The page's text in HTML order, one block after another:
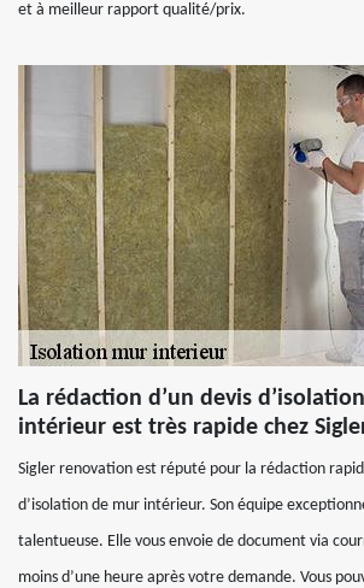
et à meilleur rapport qualité/prix.
La rédaction d’un devis
intérieur est très rapide chez
Sigler renovation est réputé pour la rédaction
d’isolation de mur intérieur. Son équipe
talentueuse. Elle vous envoie de document via
moins d’une heure après votre demande. Vous